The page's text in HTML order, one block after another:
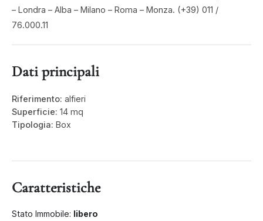
– Londra – Alba – Milano – Roma – Monza. (+39) 011 /
76.000.11
Dati principali
Riferimento: alfieri
Superficie: 14 mq
Tipologia: Box
Caratteristiche
Stato Immobile: libero